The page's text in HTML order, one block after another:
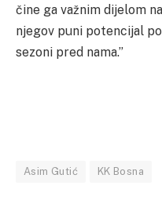
čine ga važnim dijelom
njegov puni potencijal
sezoni pred nama.”
Asim Gutić KK Bosna